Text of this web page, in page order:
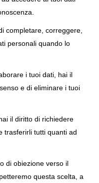
completare, correggere,
personali quando lo
i tuoi dati, hai il
e di eliminare i tuoi
il diritto di richiedere
trasferirli tutti quanti ad
di obiezione verso il
questa scelta, a